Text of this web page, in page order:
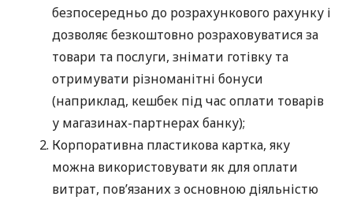
безпосередньо до розрахункового рахунку і
дозволяє безкоштовно розраховуватися за
товари та послуги, знімати готівку та
отримувати різноманітні бонуси
(наприклад, кешбек під час оплати товарів
у магазинах-партнерах банку);
Корпоративна пластикова картка, яку
можна використовувати як для оплати
витрат, пов’язаних з основною діяльністю